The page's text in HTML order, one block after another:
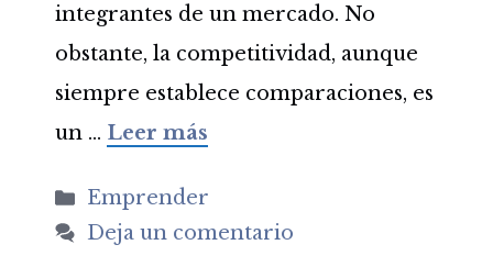
integrantes de un mercado. No
obstante, la competitividad, aunque
siempre establece comparaciones, es
un … Leer más
Categorías
Emprender
Deja un comentario